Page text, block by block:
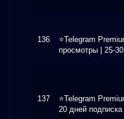
136
⭐️Telegram
просмотры | 25-
137
⭐️Telegram
20 дней